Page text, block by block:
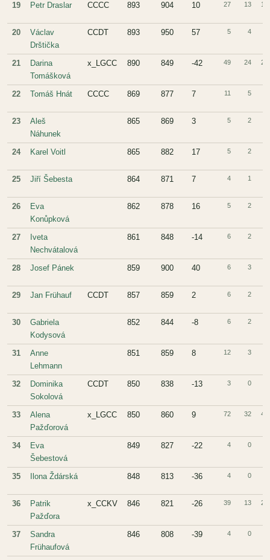
19 Petr Draslar CCCC 893 904 10 27 13 14
20
Václav
Drštička
CCDT 893 950 57 5 4
21
Darina
Tomášková
x_LGCC 890 849 -42 49 24 25
22 Tomáš Hnát CCCC 869 877 7 11 5
23
Aleš
Náhunek
865 869 3 5 2
24 Karel Voitl 865 882 17 5 2
25 Jiří Šebesta 864 871 7 4 1
26
Eva
Konůpková
862 878 16 5 2
27
Iveta
Nechvátalová
861 848 -14 6 2
28 Josef Pánek 859 900 40 6 3
29 Jan Frühauf CCDT 857 859 2 6 2
30
Gabriela
Kodysová
852 844 -8 6 2
31
Anne
Lehmann
851 859 8 12 3
32
Dominika
Sokolová
CCDT 850 838 -13 3 0
33
Alena
Pažďorová
x_LGCC 850 860 9 72 32 40
34
Eva
Šebestová
849 827 -22 4 0
35 Ilona Ždárská 848 813 -36 4 0
36
Patrik
Pažďora
x_CCKV 846 821 -26 39 13 26
37
Sandra
Frühaufová
846 808 -39 4 0